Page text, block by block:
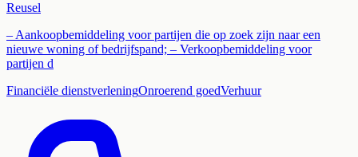
Reusel
– Aankoopbemiddeling voor partijen die op zoek zijn naar een
nieuwe woning of bedrijfspand; – Verkoopbemiddeling voor
partijen d
Financiële dienstverleningOnroerend goedVerhuur